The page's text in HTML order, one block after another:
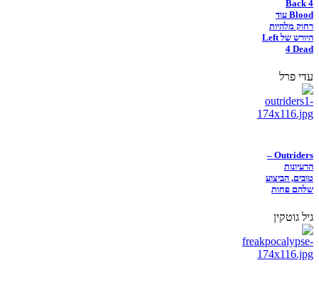
Back 4
Blood עוד
רחוק מלהיות
היורש של Left
4 Dead
עדי פרל
Outriders –
הרעיונות
טובים, הביצוע
שלהם פחות
גיל גוטקין